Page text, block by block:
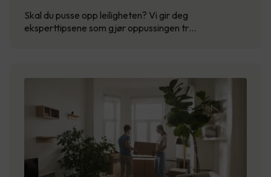
Skal du pusse opp leiligheten? Vi gir deg
eksperttipsene som gjør oppussingen tr…